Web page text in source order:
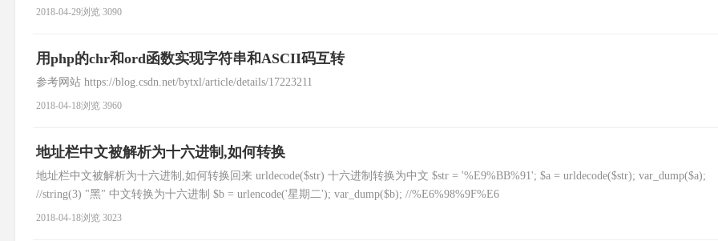
2018-04-29浏览 3090
用php的chr和ord函数实现字符串和ASCII码互转
参考网站 https://blog.csdn.net/bytxl/article/details/17223211
2018-04-18浏览 3960
地址栏中文被解析为十六进制,如何转换
地址栏中文被解析为十六进制,如何转换回来 urldecode($str) 十六进制转换为中文 $str = '%E9%BB%91'; $a = urldecode($str); var_dump($a);
//string(3) "黑" 中文转换为十六进制 $b = urlencode('星期二'); var_dump($b); //%E6%98%9F%E6
2018-04-18浏览 3023